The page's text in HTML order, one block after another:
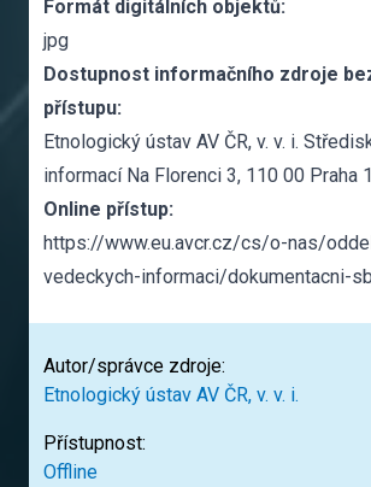
Formát digitálních objektů:
jpg
Dostupnost informačního zdroje
přístupu:
Etnologický ústav AV ČR, v. v. i.
informací Na Florenci 3, 110 00 Praha 1
Online přístup:
https://www.eu.avcr.cz/cs/o-nas/
vedeckych-informaci/dokumentacni-
Autor/správce zdroje:
Etnologický ústav AV ČR, v. v. i.
Přístupnost:
Offline